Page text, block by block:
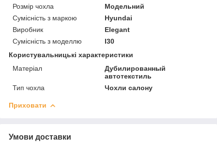
Розмір чохла
Модельний
Сумісність з маркою
Hyundai
Виробник
Elegant
Сумісність з моделлю
I30
Користувальницькі характеристики
Матеріал
Дубилированный
автотекстиль
Тип чохла
Чохли салону
Приховати
Умови доставки